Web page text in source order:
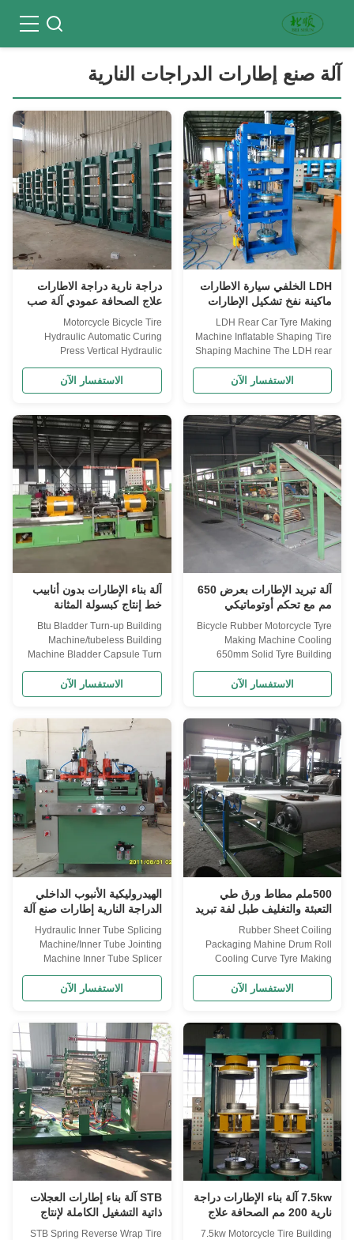
آلة صنع إطارات الدراجات النارية
LDH الخلفي سيارة الاطارات
ماكينة نفخ تشكيل الإطارات
تشكيل آلة
LDH Rear Car Tyre Making
Machine Inflatable Shaping Tire
Shaping Machine The LDH rear
designed for tire shaping during
cooling after vulcanization,
ensuring optimal tire geometry.
Application Used for tire
shaping during cooling after ...
الاستفسار الآن
دراجة نارية دراجة الاطارات
علاج الصحافة عمودي آلة صب
الاطارات PLC
Motorcycle Bicycle Tire
Hydraulic Automatic Curing
Press Vertical Hydraulic
Applicant For various electric
vehicles, motorcycle tire curing,
loading and removal, the entire
curing process is automatically
controlled. Structure feature The
machine ...
الاستفسار الآن
آلة تبريد الإطارات بعرض 650
مم مع تحكم أوتوماتيكي
وضمان لمدة عامين لبناء
الإطارات الصلبة
Bicycle Rubber Motorcycle Tyre
Making Machine Cooling
650mm Solid Tyre Building
Machine Advanced production
line for cooling, cutting, and
collecting tire thread or sidewall
tires after extrusion processes.
Application Used for cooling,
cutting and collecting tire ...
الاستفسار الآن
آلة بناء الإطارات بدون أنابيب
خط إنتاج كبسولة المثانة
Btu Bladder Turn-up Building
Machine/tubeless Building
Machine Bladder Capsule Turn
Up Building Machine Applicant
This machine is suitable for
motorcycle tire, car tire, truck car
forming drum adopts metal AB
structure while tire building
adopts finger turn down, ...
الاستفسار الآن
500ملم مطاط ورق طي
التعبئة والتغليف طبل لفة تبريد
منحنى دراجة نارية إطارات
صنع آلة
Rubber Sheet Coiling
Packaging Mahine Drum Roll
Cooling Curve Tyre Making
machine 1.1 system power:
380V 50HZ 1.2 the max rubber
power: 3kw 1.4 conveyor belt
width: 700mm 1.5 biggest
packing size: 400m*(150-
600)mm 1.6 winding quantity: 2
...
الاستفسار الآن
الهيدروليكية الأنبوب الداخلي
الدراجة النارية إطارات صنع آلة
التوصيل الأنبوب الداخلي
Splicer
Hydraulic Inner Tube Splicing
Machine/Inner Tube Jointing
Machine Inner Tube Splicer
automobile, motorcycle, bicycle
inner tube of butyl rubber or
with high efficiency and low
work intensity. The machine is
operated by PLC program
controller. ...
الاستفسار الآن
7.5kw آلة بناء الإطارات دراجة
نارية 200 مم الصحافة علاج
الإطارات الهيدروليكية
7.5kw Motorcycle Tire Building
STB آلة بناء إطارات العجلات
ذاتية التشغيل الكاملة لإنتاج
إطارات الدراجات النارية
STB Spring Reverse Wrap Tire